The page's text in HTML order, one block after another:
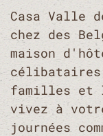
Casa Valle
chez des
maison
familles et
vivez à
journées